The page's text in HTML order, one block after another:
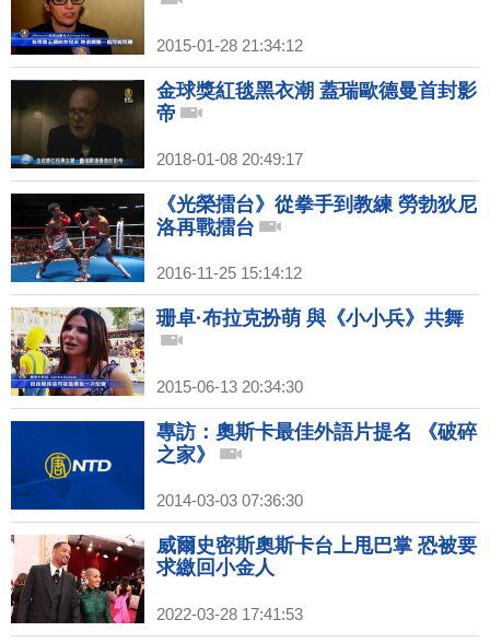
2015-01-28 21:34:12
金球獎紅毯黑衣潮 蓋瑞歐德曼首封影
帝
2018-01-08 20:49:17
《光榮擂台》從拳手到教練 勞勃狄尼
洛再戰擂台
2016-11-25 15:14:12
珊卓·布拉克扮萌 與《小小兵》共舞
2015-06-13 20:34:30
專訪：奧斯卡最佳外語片提名 《破碎
之家》
2014-03-03 07:36:30
威爾史密斯奧斯卡台上甩巴掌 恐被要
求繳回小金人
2022-03-28 17:41:53